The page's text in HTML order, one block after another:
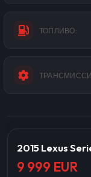
ТОПЛИВО:
2015 Lexus
9 999 EUR